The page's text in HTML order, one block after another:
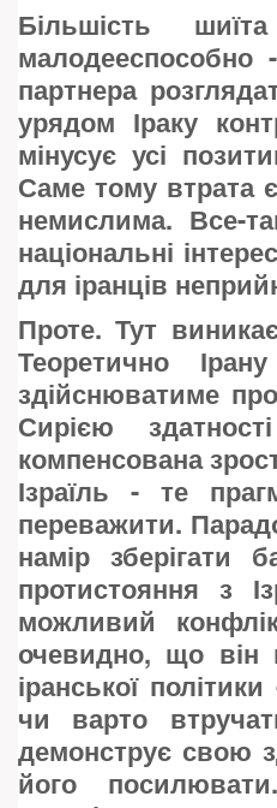
Більшість
малодееспособно
партнера
урядом Іраку
мінусує усі
Саме тому втрата
немислима. Все-
національні
для іранців
Проте. Тут
Теоретично
здійснюватиме
Сирією
компенсована
Ізраїль - те
переважити.
намір зберігати
протистояння з
можливий
очевидно, що він
іранської
чи варто
демонструє свою
його